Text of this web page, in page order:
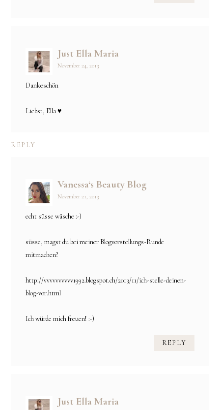
Just Ella Maria
November 24, 2013
Dankeschön
Liebst, Ella ♥
REPLY
Vanessa‘s Beauty Blog
November 21, 2013
echt süsse wäsche :-)
süsse, magst du bei meiner Blogvorstellungs-Runde
mitmachen?
http://vvvvvvvvvv1992.blogspot.ch/2013/11/ich-stelle-deinen-
blog-vor.html
Ich würde mich freuen! :-)
REPLY
Just Ella Maria